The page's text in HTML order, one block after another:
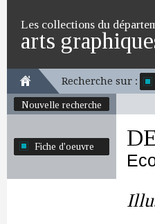
Les collections du
arts
Recherche sur :
Nouvelle recherche
Fiche d'oeuvre